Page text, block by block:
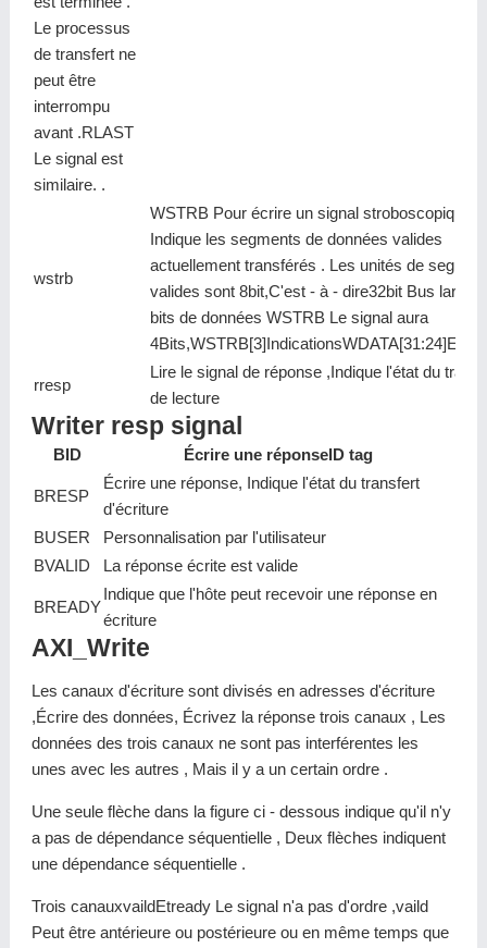
Le processus
de transfert ne
peut être
interrompu
avant .RLAST
Le signal est
similaire. .
wstrb
WSTRB Pour écrire un signal stroboscopique ,
Indique les segments de données valides
actuellement transférés . Les unités de
valides sont 8bit,C'est - à - dire32bit Bus large
bits de données WSTRB Le signal aura
rresp
Lire le signal de réponse ,Indique l'état du
de lecture
Writer resp signal
BID Écrire une réponseID tag
BRESP
Écrire une réponse, Indique l'état du transfert
d'écriture
BUSER
Personnalisation par l'utilisateur
BVALID
La réponse écrite est valide
BREADY
Indique que l'hôte peut recevoir une réponse en
écriture
AXI_Write
Les canaux d'écriture sont divisés en adresses d'écriture
,Écrire des données, Écrivez la réponse trois canaux , Les
données des trois canaux ne sont pas interférentes les
unes avec les autres , Mais il y a un certain ordre .
Une seule flèche dans la figure ci - dessous indique qu'il n'y
a pas de dépendance séquentielle , Deux flèches indiquent
une dépendance séquentielle .
Trois canauxvaildEtready Le signal n'a pas d'ordre ,vaild
Peut être antérieure ou postérieure ou en même temps que